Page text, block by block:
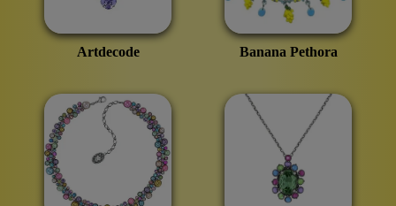
Artdecode Banana Pethora